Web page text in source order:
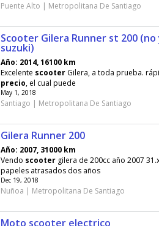
Puente Alto | Metropolitana De Santiago
Scooter Gilera Runner st 200 (no
suzuki)
Año: 2014, 16100 km
Excelente scooter Gilera, a toda prueba.
precio, el cual puede
May 1, 2018
Santiago | Metropolitana De Santiago
Gilera Runner 200
Año: 2007, 31000 km
Vendo scooter gilera de 200cc año 2007
papeles atrasados dos años
Dec 19, 2018
Nuñoa | Metropolitana De Santiago
Moto scooter electrico